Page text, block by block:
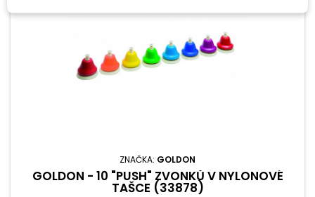
ZNAČKA: GOLDON
GOLDON - 10 "PUSH" ZVONKŮ V NYLONOVÉ
TAŠCE (33878)